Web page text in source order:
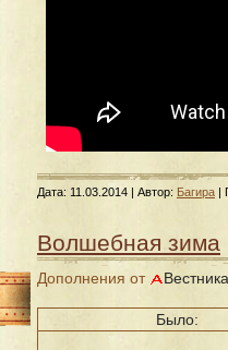
Дата: 11.03.2014 | Автор: Багира |
Волшебная зима
Дополнения от Вестника
Было: